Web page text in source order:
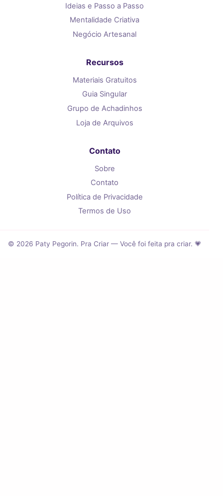
Ideias e Passo a Passo
Mentalidade Criativa
Negócio Artesanal
Recursos
Materiais Gratuitos
Guia Singular
Grupo de Achadinhos
Loja de Arquivos
Contato
Sobre
Contato
Política de Privacidade
Termos de Uso
© 2026 Paty Pegorin. Pra Criar — Você foi feita pra criar. 💗